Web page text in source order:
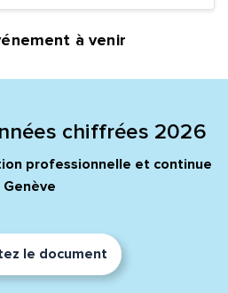
à venir
chiffrées 2026
professionnelle et continue
Genève
le document